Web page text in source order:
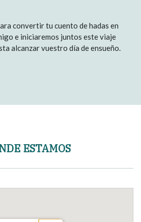
convertir tu cuento de hadas en
e iniciaremos juntos este viaje
alcanzar vuestro día de ensueño.
ESTAMOS